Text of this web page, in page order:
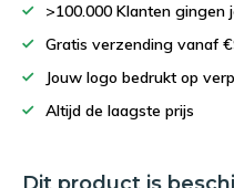
>100.000 Klanten gingen
Gratis verzending vanaf
Jouw logo bedrukt op
Altijd de laagste prijs